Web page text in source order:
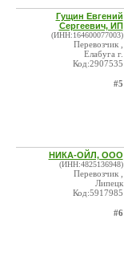
Гущин Евгений
Сергеевич, ИП
(ИНН:164600077003)
Перевозчик ,
Елабуга г.
Код:2907535
#5
НИКА-ОЙЛ, ООО
(ИНН:4825136948)
Перевозчик ,
Липецк
Код:5917985
#6